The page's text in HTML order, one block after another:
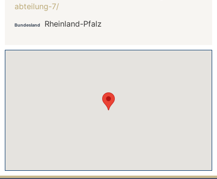
abteilung-7/
Bundesland Rheinland-Pfalz